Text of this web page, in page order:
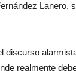
Lanero,
discurso
realmente